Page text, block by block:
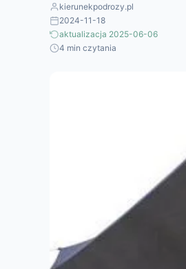
kierunekpodrozy.pl
2024-11-18
aktualizacja 2025-06-06
4 min czytania